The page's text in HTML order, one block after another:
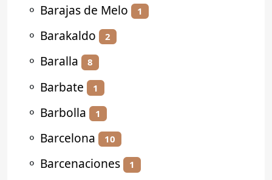
⚬ Barajas de Melo 1
⚬ Barakaldo 2
⚬ Baralla 8
⚬ Barbate 1
⚬ Barbolla 1
⚬ Barcelona 10
⚬ Barcenaciones 1